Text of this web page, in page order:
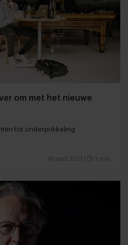
om met het nieuwe
tot onderprikkeling
16 april 2021 3 min